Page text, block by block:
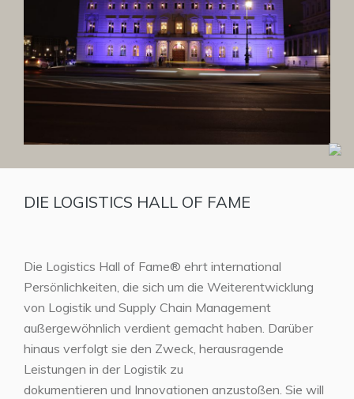
DIE LOGISTICS HALL OF FAME
Die Logistics Hall of Fame® ehrt international
Persönlichkeiten, die sich um die Weiterentwicklung
von Logistik und Supply Chain Management
außergewöhnlich verdient gemacht haben. Darüber
hinaus verfolgt sie den Zweck, herausragende
Leistungen in der Logistik zu
dokumentieren und Innovationen anzustoßen. Sie will